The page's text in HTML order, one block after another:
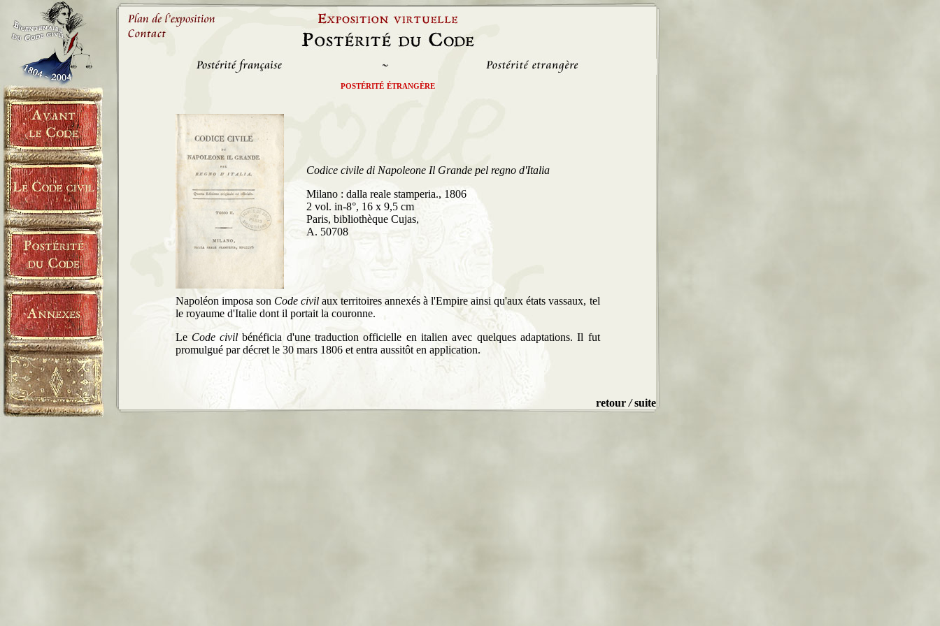
postérité étrangère
Codice civile di Napoleone Il Grande pel regno d'Italia
Milano : dalla reale stamperia., 1806
2 vol. in-8°, 16 x 9,5 cm
Paris, bibliothèque Cujas,
A. 50708
Napoléon imposa son Code civilaux territoires annexés à l'Empire ainsi qu'aux états vassaux, tel
le royaume d'Italie dont il portait la couronne.
Le Code civil bénéficia d'une traduction officielle en italien avec quelques adaptations. Il fut
promulgué par décret le 30 mars 1806 et entra aussitôt en application.
retour /suite